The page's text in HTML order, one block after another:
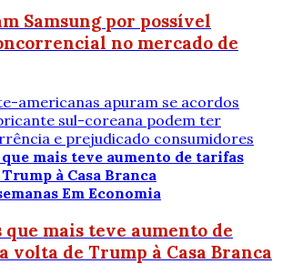
Samsung por possível
no mercado de
americanas apuram se acordos
sul-coreana podem ter
e prejudicado consumidores
Em Economia
que mais teve aumento de
volta de Trump à Casa Branca